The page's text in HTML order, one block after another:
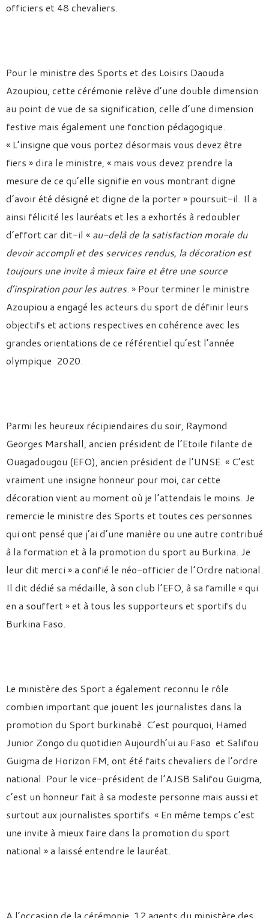
officiers et 48 chevaliers.
Pour le ministre des Sports et des Loisirs Daouda
Azoupiou, cette cérémonie relève d’une double dimension
au point de vue de sa signification, celle d’une dimension
festive mais également une fonction pédagogique.
« L’insigne que vous portez désormais vous devez être
fiers » dira le ministre, « mais vous devez prendre la
mesure de ce qu’elle signifie en vous montrant digne
d’avoir été désigné et digne de la porter » poursuit-il. Il a
ainsi félicité les lauréats et les a exhortés à redoubler
d’effort car dit-il « au-delà de la satisfaction morale du
devoir accompli et des services rendus, la décoration est
toujours une invite à mieux faire et être une source
d’inspiration pour les autres. » Pour terminer le ministre
Azoupiou a engagé les acteurs du sport de définir leurs
objectifs et actions respectives en cohérence avec les
grandes orientations de ce référentiel qu’est l’année
olympique 2020.
Parmi les heureux récipiendaires du soir, Raymond
Georges Marshall, ancien président de l’Etoile filante de
Ouagadougou (EFO), ancien président de l’UNSE. « C’est
vraiment une insigne honneur pour moi, car cette
décoration vient au moment où je l’attendais le moins. Je
remercie le ministre des Sports et toutes ces personnes
qui ont pensé que j’ai d’une manière ou une autre contribué
à la formation et à la promotion du sport au Burkina. Je
leur dit merci » a confié le néo-officier de l’Ordre national.
Il dit dédié sa médaille, à son club l’EFO, à sa famille « qui
en a souffert » et à tous les supporteurs et sportifs du
Burkina Faso.
Le ministère des Sport a également reconnu le rôle
combien important que jouent les journalistes dans la
promotion du Sport burkinabè. C’est pourquoi, Hamed
Junior Zongo du quotidien Aujourdh’ui au Faso et Salifou
Guigma de Horizon FM, ont été faits chevaliers de l’ordre
national. Pour le vice-président de l’AJSB Salifou Guigma,
c’est un honneur fait à sa modeste personne mais aussi et
surtout aux journalistes sportifs. « En même temps c’est
une invite à mieux faire dans la promotion du sport
national » a laissé entendre le lauréat.